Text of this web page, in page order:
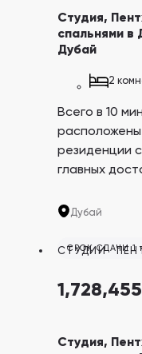
Студия,
спальнями
Дубай
2
Всего в 10
расположены
резиденции
главных
бизнес-
вложением.
Дубай
СРОК СДАЧИ 1
СТУДИИ,
1,728,455
Студия,